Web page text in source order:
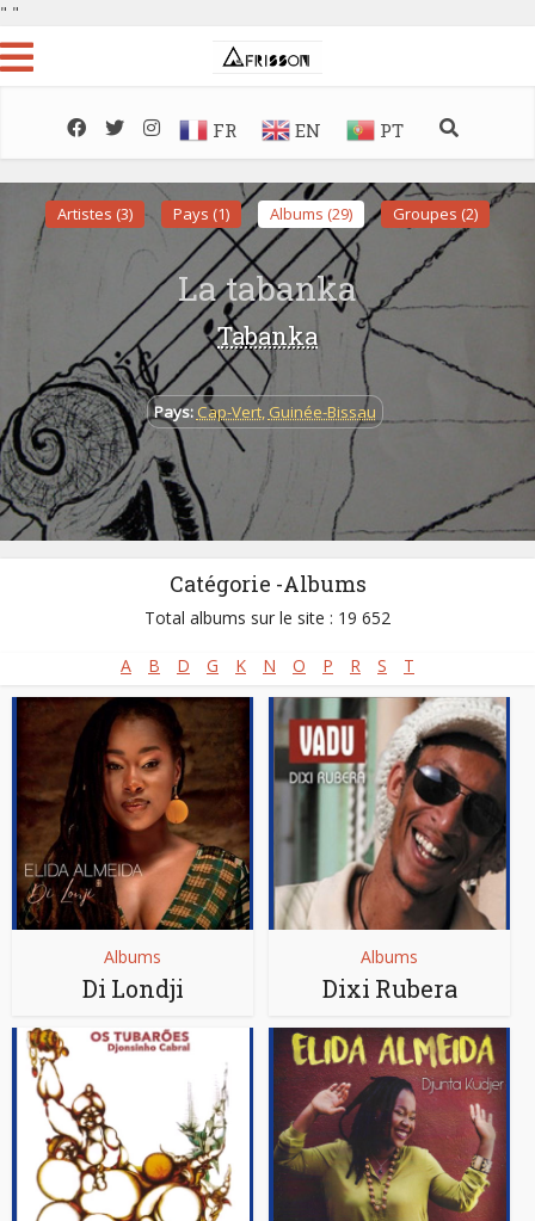
" "
FR EN PT
Artistes (3) Pays (1) Albums (29) Groupes (2)
La tabanka
Tabanka
Pays: Cap-Vert,Guinée-Bissau
Catégorie -Albums
Total albums sur le site : 19 652
A B D G K N O P R S T
Albums
Di Londji
Albums
Dixi Rubera